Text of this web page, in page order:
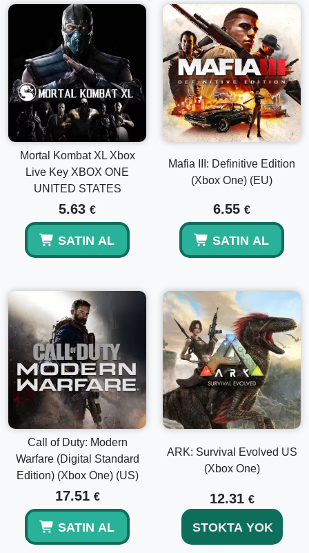
Mortal Kombat XL Xbox
Live Key XBOX ONE
UNITED STATES
5.63 €
SATIN AL
Mafia III: Definitive Edition
(Xbox One) (EU)
6.55 €
SATIN AL
Call of Duty: Modern
Warfare (Digital Standard
Edition) (Xbox One) (US)
17.51 €
SATIN AL
ARK: Survival Evolved US
(Xbox One)
12.31 €
STOKTA YOK